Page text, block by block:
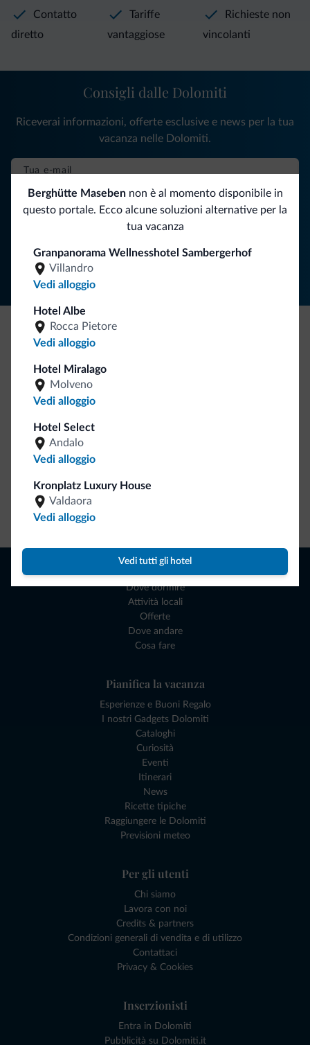
Berghütte Masebennon è al momento disponibile in
questo portale. Ecco alcune soluzioni alternative per la
tua vacanza
Granpanorama Wellnesshotel Sambergerhof
Villandro
Vedi alloggio
Hotel Albe
Rocca Pietore
Vedi alloggio
Hotel Miralago
Molveno
Vedi alloggio
Hotel Select
Andalo
Vedi alloggio
Kronplatz Luxury House
Valdaora
Vedi alloggio
Vedi tutti gli hotel
Contatto
diretto
Tariffe
vantaggiose
Richieste non
vincolanti
Consigli dalle Dolomiti
Riceverai informazioni, offerte esclusive e news per la tua
vacanza nelle Dolomiti.
ISCRIVITI ALLA NEWSLETTER
Be Original, scopri la nuova collezione
Ce l'avete chiesto in tanti. Ecco la nuova collezione firmata
Dolomiti.it!
Naviga
Dove dormire
Attività locali
Offerte
Dove andare
Cosa fare
Pianifica la vacanza
Esperienze e Buoni Regalo
I nostri Gadgets Dolomiti
Cataloghi
Curiosità
Eventi
Itinerari
News
Ricette tipiche
Raggiungere le Dolomiti
Previsioni meteo
Per gli utenti
Chi siamo
Lavora con noi
Credits & partners
Condizioni generali di vendita e di utilizzo
Contattaci
Privacy & Cookies
Inserzionisti
Entra in Dolomiti
Pubblicità su Dolomiti.it